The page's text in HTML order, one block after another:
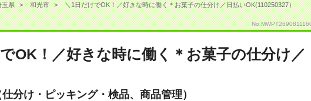
玉県 和光市 ＼1日だけでOK！／好きな時に働く＊お菓子の仕分け／日払いOK(110250327）
OK！／好きな時に働く＊お菓子の仕分け／
分け・ピッキング・検品、商品管理）